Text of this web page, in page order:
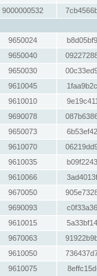
9000000532
9650024
9650040
9650030
9610045
9610010
9690078
9650073
9610070
9610035
9610066
9670050
9690093
9610015
9670063
9610050
9610075